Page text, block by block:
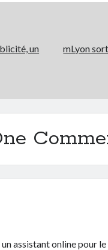
un
mLyon
assistant online pour